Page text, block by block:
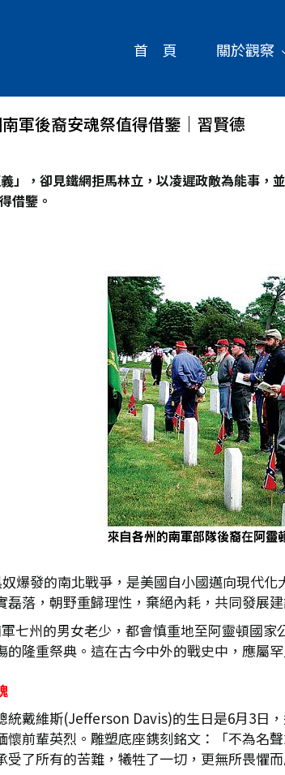
首 頁 關於觀察
軍後裔安魂祭值得借鑒｜習賢德
」，卻見鐵網拒馬林立，以凌遲政敵為能事
借鑒。
爆發的南北戰爭，是美國自小國邁向現代
磊落，朝野重歸理性，棄絕內耗，共同發展
七州的男女老少，都會慎重地至阿靈頓國
隆重祭典。這在古今中外的戰史中，應屬
統戴維斯(Jefferson Davis)的生日是6月3日
懷前輩英烈。雕塑底座鎸刻銘文：「不為名
了所有的苦難，犧牲了一切，更無所畏懼而